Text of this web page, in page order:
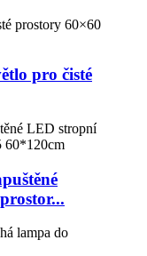
pro čisté